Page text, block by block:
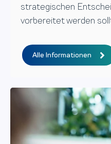
strategischen
vorbereitet werden
Alle Informationen